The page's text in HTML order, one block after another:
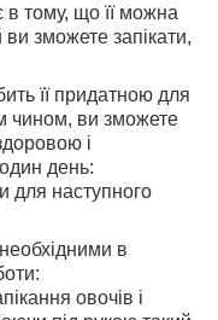
в тому, що її можна
зможете запікати,
її придатною для
чином, ви зможете
і
день:
для наступного
в
овочів і